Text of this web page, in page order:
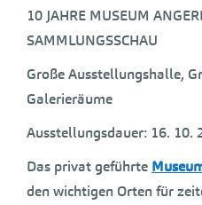
10 JAHRE MUSEUM
SAMMLUNGSSCHAU
Große Ausstellungshalle,
Galerieräume
Ausstellungsdauer: 16. 10.
Das privat geführte
den wichtigen Orten für